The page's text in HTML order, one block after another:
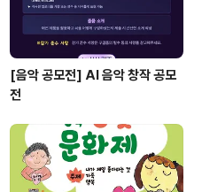
[음악 공모전] AI 음악 창작 공모
전